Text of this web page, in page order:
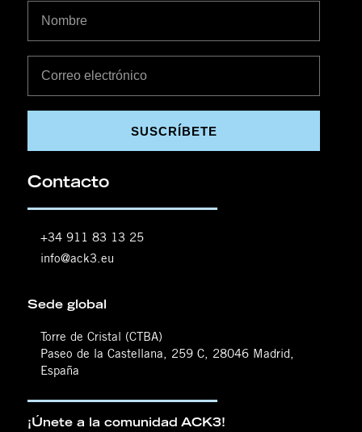
SUSCRÍBETE
Contacto
+34 911 83 13 25
info@ack3.eu
Sede global
Torre de Cristal (CTBA)
Paseo de la Castellana, 259 C, 28046 Madrid,
España
¡Únete a la comunidad ACK3!